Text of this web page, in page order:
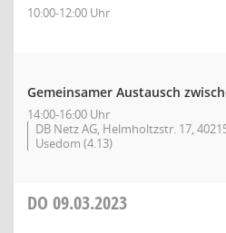
10:00-12:00 Uhr
Gemeinsamer Austausch
14:00-16:00 Uhr
DB Netz AG, Helmholtzstr. 17,
Usedom (4.13)
DO 09.03.2023